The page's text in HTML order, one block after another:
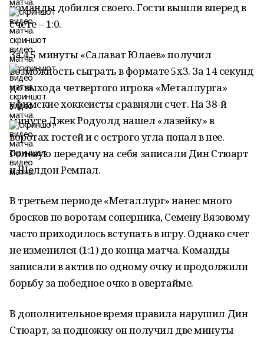
команды добился своего. Гости вышли вперед в
счете – 1:0.
За 4,5 минуты «Салават Юлаев» получил
возможность сыграть в формате 5х3. За 14 секунд
до выхода четвертого игрока «Металлурга»
уфимские хоккеисты сравняли счет. На 38-й
минуте Джек Родуолд нашел «лазейку» в
воротах гостей и с острого угла попал в нее.
Голевую передачу на себя записали Дин Стюарт
и Шелдон Ремпал.
В третьем периоде «Металлург» нанес много
бросков по воротам соперника, Семену Вязовому
часто приходилось вступать в игру. Однако счет
не изменился (1:1) до конца матча. Команды
записали в актив по одному очку и продолжили
борьбу за победное очко в овертайме.
В дополнительное время правила нарушил Дин
Стюарт, за подножку он получил две минуты